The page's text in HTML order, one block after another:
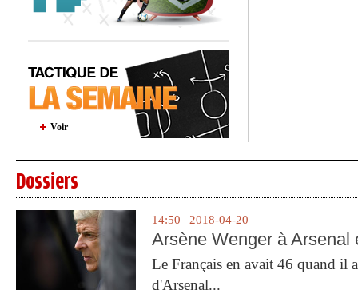
Voir
Dossiers
14:50 | 2018-04-20
Arsène Wenger à Arsenal
Le Français en avait 46 quand il
d'Arsenal...